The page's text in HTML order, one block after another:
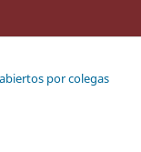
por colegas